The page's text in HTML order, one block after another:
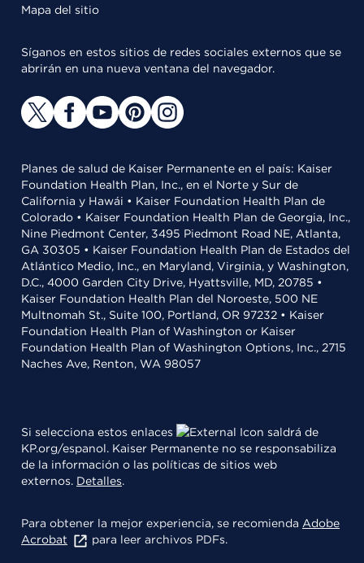
Mapa del sitio
Síganos en estos sitios de redes sociales externos que se
abrirán en una nueva ventana del navegador.
Planes de salud de Kaiser Permanente en el país: Kaiser
Foundation Health Plan, Inc., en el Norte y Sur de
California y Hawái • Kaiser Foundation Health Plan de
Colorado • Kaiser Foundation Health Plan de Georgia, Inc.,
Nine Piedmont Center, 3495 Piedmont Road NE, Atlanta,
GA 30305 • Kaiser Foundation Health Plan de Estados del
Atlántico Medio, Inc., en Maryland, Virginia, y Washington,
D.C., 4000 Garden City Drive, Hyattsville, MD, 20785 •
Kaiser Foundation Health Plan del Noroeste, 500 NE
Multnomah St., Suite 100, Portland, OR 97232 • Kaiser
Foundation Health Plan of Washington or Kaiser
Foundation Health Plan of Washington Options, Inc., 2715
Naches Ave, Renton, WA 98057
Si selecciona estos enlaces
saldrá de
KP.org/espanol. Kaiser Permanente no se responsabiliza
de la información o las políticas de sitios web
externos. Detalles.
Para obtener la mejor experiencia, se recomienda Adobe
Acrobat
para leer archivos PDFs.